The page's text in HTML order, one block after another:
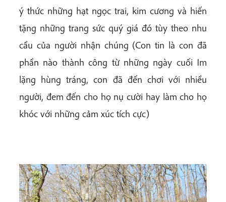
ý thức những hạt ngọc trai, kim cương và hiến
tặng những trang sức quý giá đó tùy theo nhu
cầu của người nhận chúng (Con tin là con đã
phần nào thành công từ những ngày cuối Im
lặng hùng tráng, con đã đến chơi với nhiều
người, đem đến cho họ nụ cười hay làm cho họ
khóc với những cảm xúc tích cực)